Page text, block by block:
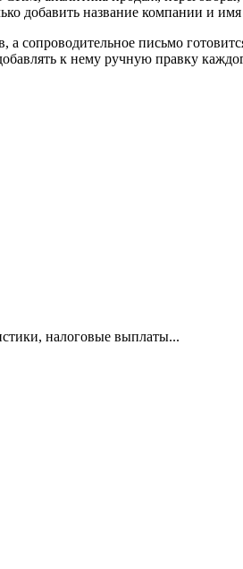
добавить название компании и имя
сопроводительное письмо
к нему ручную правку
налоговые выплаты...